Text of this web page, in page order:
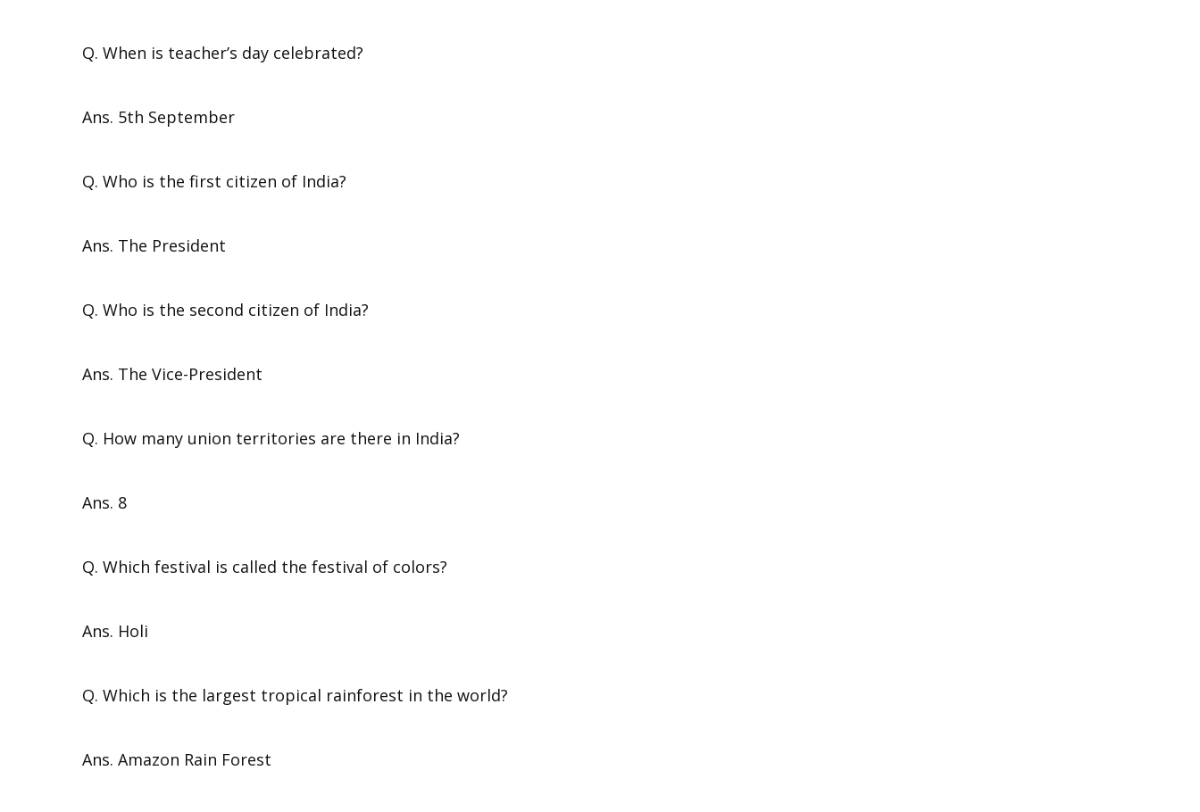
Q. When is teacher’s day celebrated?
Ans. 5th September
Q. Who is the first citizen of India?
Ans. The President
Q. Who is the second citizen of India?
Ans. The Vice-President
Q. How many union territories are there in India?
Ans. 8
Q. Which festival is called the festival of colors?
Ans. Holi
Q. Which is the largest tropical rainforest in the world?
Ans. Amazon Rain Forest